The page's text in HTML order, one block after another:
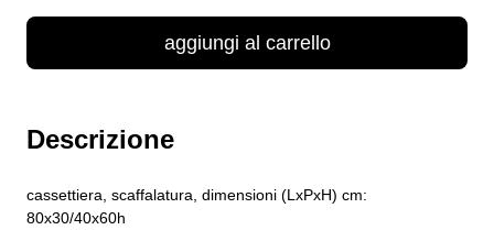
aggiungi al carrello
Descrizione
cassettiera, scaffalatura, dimensioni (LxPxH) cm:
80x30/40x60h